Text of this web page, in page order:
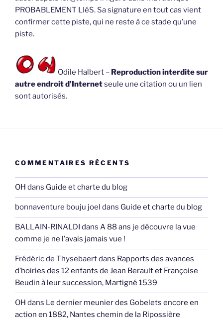
PROBABLEMENT LIéS. Sa signature en tout cas vient
confirmer cette piste, qui ne reste à ce stade qu’une
piste.
Odile Halbert – Reproduction interdite sur
autre endroit d’Internetseule une citation ou un lien
sont autorisés.
COMMENTAIRES RÉCENTS
OH dans Guide et charte du blog
bonnaventure bouju joel dans Guide et charte du blog
BALLAIN-RINALDI dans A 88 ans je découvre la vue
comme je ne l’avais jamais vue !
Frédéric de Thysebaertdans Rapports des avances
d’hoiries des 12 enfants de Jean Berault et Françoise
Beudin à leur succession, Martigné 1539
OH dans Le dernier meunier des Gobelets encore en
action en 1882, Nantes chemin de la Ripossière